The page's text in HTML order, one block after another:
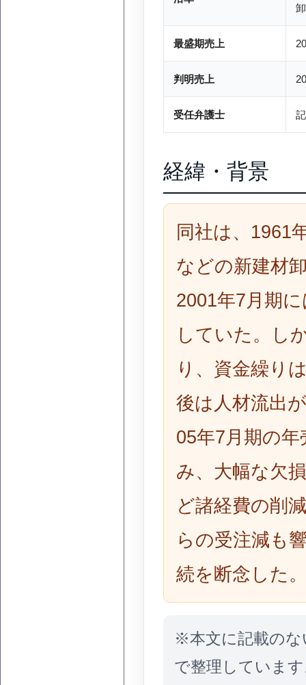
最盛期売上
判明売上
受任弁護士
経緯・背景
同社は、1961
などの新建材
2001年7月期
していた。し
り、資金繰り
後は人材流出
05年7月期の
み、大幅な欠
ど諸経費の削
らの受注減も
続を断念した
※本文に記載のな
で整理していま